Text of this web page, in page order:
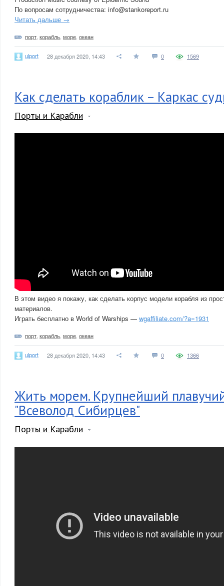
По вопросам сотрудничества: info@stankoreport.ru
Читать дальше →
порт корабль море океан
ulport 28 декабря 2020, 14:43 0 1569
Как сделать кораблик – Каркас
Порты и Карабли
В этом видео я покажу, как сделать корпус модели корабля из
материалов.
Играть бесплатно в World of Warships — wgaffiliate.com/?a=1931
порт корабль море океан
ulport 28 декабря 2020, 14:43 0 1366
Жить морем. Крупнейший
"Всеволод Сибирцев"
Порты и Карабли